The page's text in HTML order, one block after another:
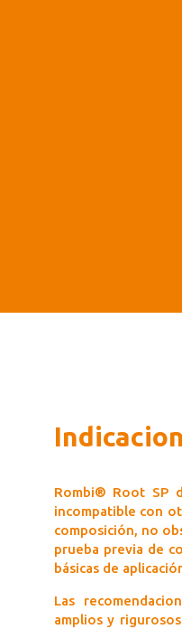
Rombi® Root SP
incompatible con
composición, no
prueba previa de
básicas de
Las
amplios y